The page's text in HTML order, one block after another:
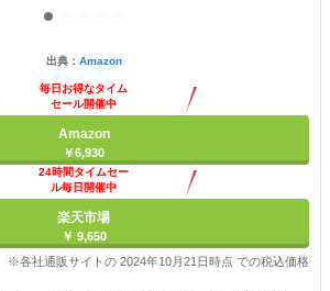
出典： Amazon
毎日お得なタイム
セール開催中
Amazon
￥6,930
24時間タイムセー
ル毎日開催中
楽天市場
￥ 9,650
※各社通販サイトの 2024年10月21日時点 での税込価格